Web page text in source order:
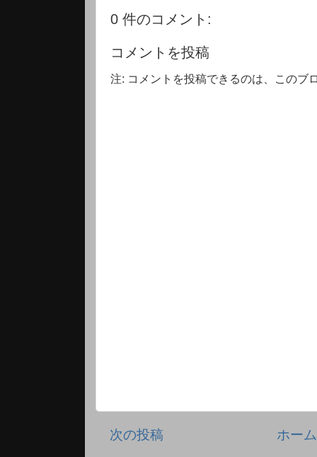
0 件のコメント:
コメントを投稿
注: コメントを投稿できるのは、このブ
次の投稿 ホーム